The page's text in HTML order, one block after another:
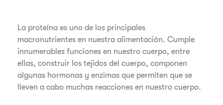
La proteína es uno de los principales
macronutrientes en nuestra alimentación. Cumple
innumerables funciones en nuestro cuerpo, entre
ellas, construir los tejidos del cuerpo, componen
algunas hormonas y enzimas que permiten que se
lleven a cabo muchas reacciones en nuestro cuerpo.